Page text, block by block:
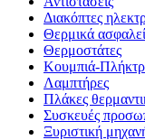
Διακόπτες
Θερμικά
Θερμοστάτες
Κουμπιά-
Λαμπτήρες
Πλάκες
Συσκευές
Ξυριστική